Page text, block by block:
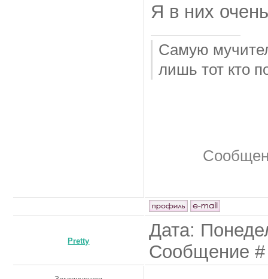
Я в них
Самую
лишь тот кто
Pretty
Дата:
Сообщение